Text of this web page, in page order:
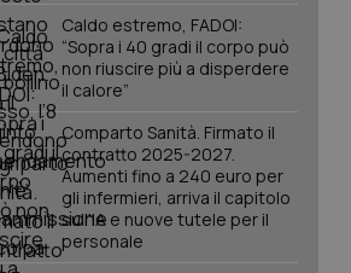
Caldo estremo, FADOI:
“Sopra i 40 gradi il corpo può
non riuscire più a disperdere
il calore”
Comparto Sanità. Firmato il
contratto 2025-2027.
Aumenti fino a 240 euro per
gli infermieri, arriva il capitolo
sull'IA e nuove tutele per il
personale